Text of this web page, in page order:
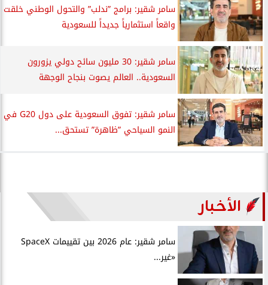
سامر شقير: برامج ”ندلب” والتحول الوطني خلقت
واقعاً استثمارياً جديداً للسعودية
سامر شقير: 30 مليون سائح دولي يزورون
السعودية.. العالم يصوت بنجاح الوجهة
سامر شقير: تفوق السعودية على دول G20 في
النمو السياحي ”ظاهرة” تستحق...
الأخبار
سامر شقير: عام 2026 بين تقييمات SpaceX
«غير...